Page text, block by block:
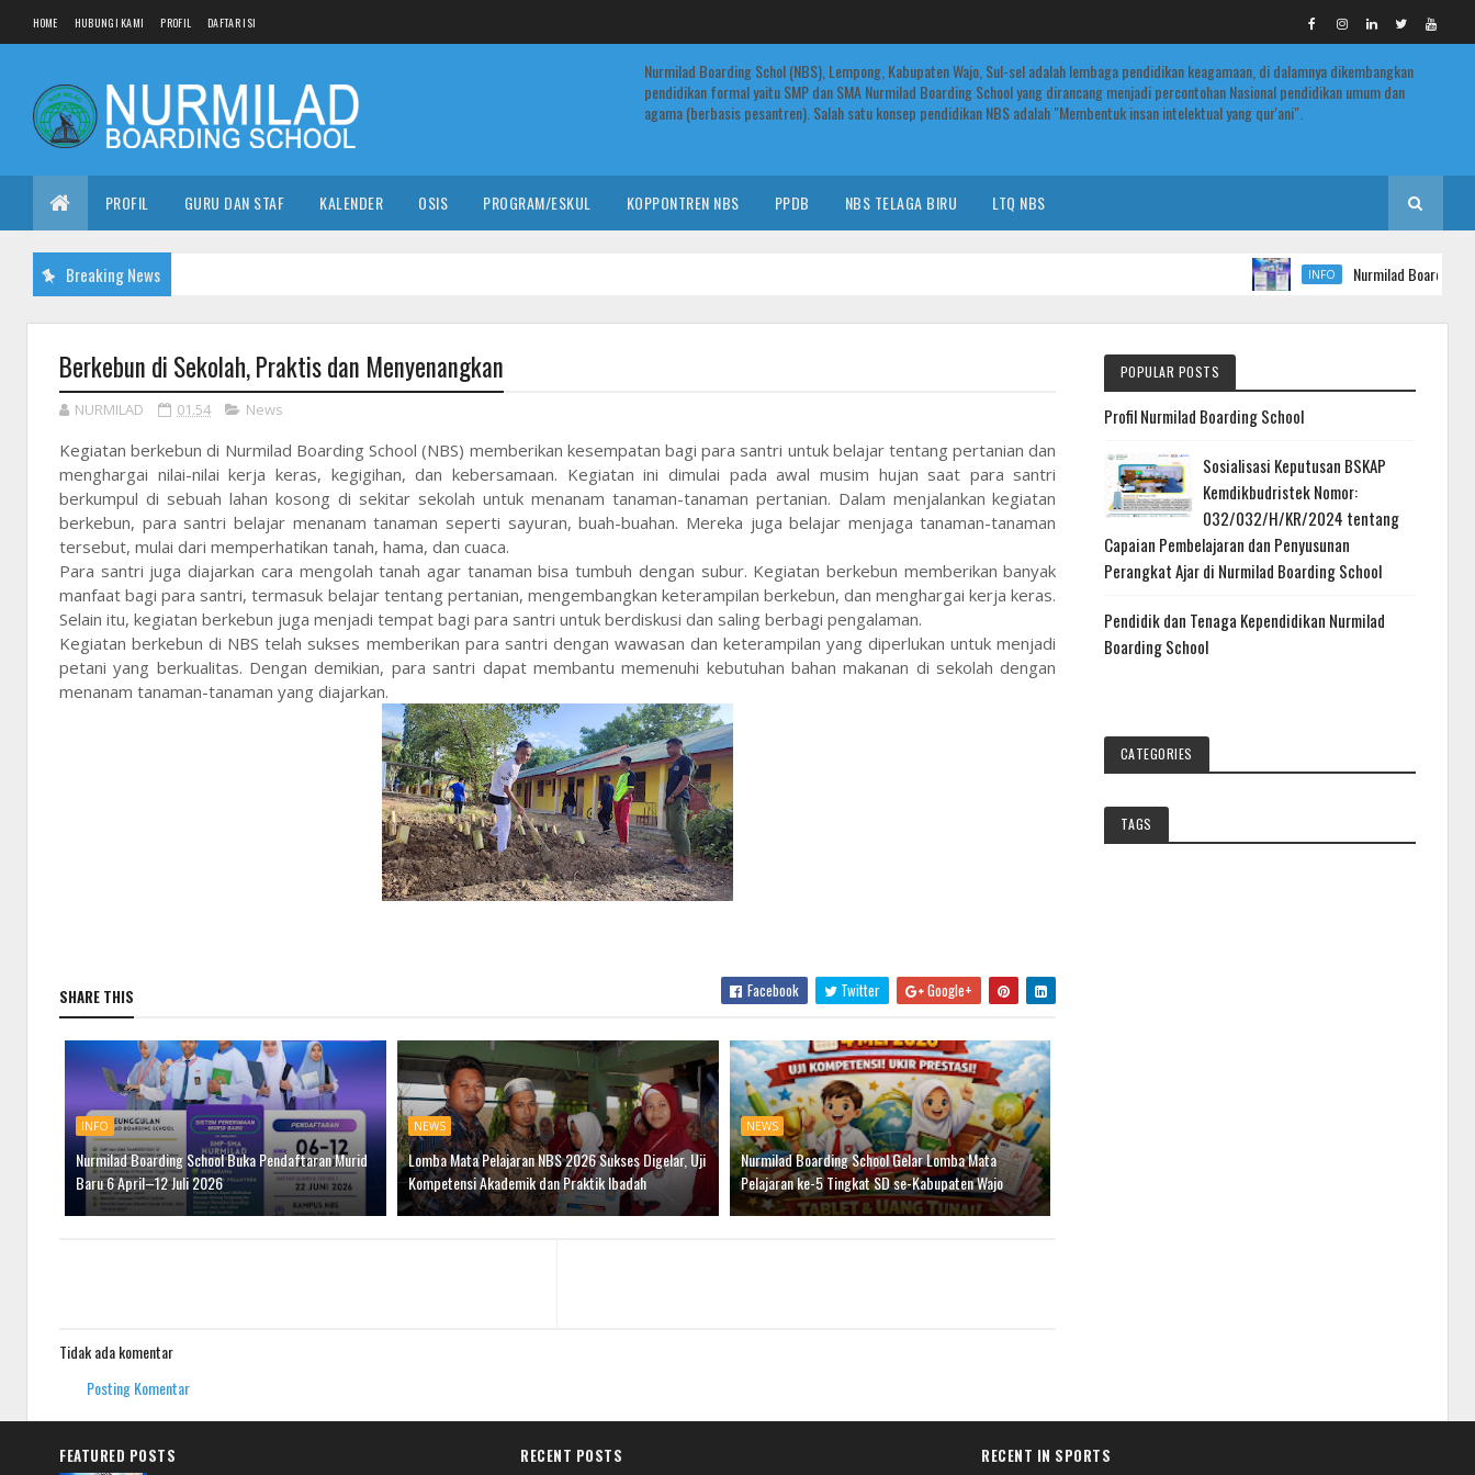
HOME HUBUNGI KAMI PROFIL DAFTAR ISI
Nurmilad Boarding Schol (NBS), Lempong, Kabupaten Wajo, Sul-sel adalah lembaga pendidikan keagamaan, di dalamnya dikembangkan
pendidikan formal yaitu SMP dan SMA Nurmilad Boarding School yang dirancang menjadi percontohan Nasional pendidikan umum dan
agama (berbasis pesantren). Salah satu konsep pendidikan NBS adalah "Membentuk insan intelektual yang qur'ani".
PROFIL GURU DAN STAF KALENDER OSIS PROGRAM/ESKUL KOPPONTREN NBS PPDB NBS TELAGA BIRU LTQ NBS
Breaking News INFO Nurmilad Boarding
Berkebun di Sekolah, Praktis dan Menyenangkan
NURMILAD 01.54 News
Kegiatan berkebun di Nurmilad Boarding School (NBS) memberikan kesempatan bagi para santri untuk belajar tentang pertanian dan
menghargai nilai-nilai kerja keras, kegigihan, dan kebersamaan. Kegiatan ini dimulai pada awal musim hujan saat para santri
berkumpul di sebuah lahan kosong di sekitar sekolah untuk menanam tanaman-tanaman pertanian. Dalam menjalankan kegiatan
berkebun, para santri belajar menanam tanaman seperti sayuran, buah-buahan. Mereka juga belajar menjaga tanaman-tanaman
tersebut, mulai dari memperhatikan tanah, hama, dan cuaca.
Para santri juga diajarkan cara mengolah tanah agar tanaman bisa tumbuh dengan subur. Kegiatan berkebun memberikan banyak
manfaat bagi para santri, termasuk belajar tentang pertanian, mengembangkan keterampilan berkebun, dan menghargai kerja keras.
Selain itu, kegiatan berkebun juga menjadi tempat bagi para santri untuk berdiskusi dan saling berbagi pengalaman.
Kegiatan berkebun di NBS telah sukses memberikan para santri dengan wawasan dan keterampilan yang diperlukan untuk menjadi
petani yang berkualitas. Dengan demikian, para santri dapat membantu memenuhi kebutuhan bahan makanan di sekolah dengan
menanam tanaman-tanaman yang diajarkan.
SHARE THIS Facebook Twitter Google+
INFO
Nurmilad Boarding School Buka Pendaftaran Murid
Baru 6 April–12 Juli 2026
NEWS
Lomba Mata Pelajaran NBS 2026 Sukses Digelar, Uji
Kompetensi Akademik dan Praktik Ibadah
NEWS
Nurmilad Boarding School Gelar Lomba Mata
Pelajaran ke-5 Tingkat SD se-Kabupaten Wajo
Tidak ada komentar
Posting Komentar
POPULAR POSTS
Profil Nurmilad Boarding School
Sosialisasi Keputusan BSKAP
Kemdikbudristek Nomor:
032/032/H/KR/2024 tentang
Capaian Pembelajaran dan Penyusunan
Perangkat Ajar di Nurmilad Boarding School
Pendidik dan Tenaga Kependidikan Nurmilad
Boarding School
CATEGORIES
TAGS
FEATURED POSTS RECENT POSTS RECENT IN SPORTS